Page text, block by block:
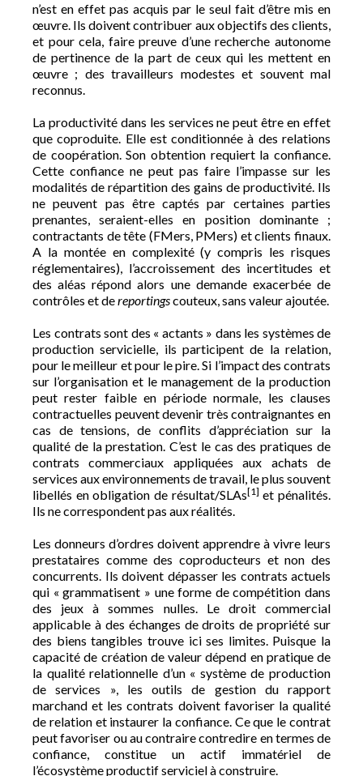
n’est en effet pas acquis par le seul fait d’être mis en
œuvre. Ils doivent contribuer aux objectifs des clients,
et pour cela, faire preuve d’une recherche autonome
de pertinence de la part de ceux qui les mettent en
œuvre ; des travailleurs modestes et souvent mal
reconnus.
La productivité dans les services ne peut être en effet
que coproduite. Elle est conditionnée à des relations
de coopération. Son obtention requiert la confiance.
Cette confiance ne peut pas faire l’impasse sur les
modalités de répartition des gains de productivité. Ils
ne peuvent pas être captés par certaines parties
prenantes, seraient-elles en position dominante ;
contractants de tête (FMers, PMers) et clients finaux.
A la montée en complexité (y compris les risques
réglementaires), l’accroissement des incertitudes et
des aléas répond alors une demande exacerbée de
contrôles et dereportingscouteux, sans valeur ajoutée.
Les contrats sont des « actants » dans les systèmes de
production servicielle, ils participent de la relation,
pour le meilleur et pour le pire. Si l’impact des contrats
sur l’organisation et le management de la production
peut rester faible en période normale, les clauses
contractuelles peuvent devenir très contraignantes en
cas de tensions, de conflits d’appréciation sur la
qualité de la prestation. C’est le cas des pratiques de
contrats commerciaux appliquées aux achats de
services aux environnements de travail, le plus souvent
libellés en obligation de résultat/SLAs[1] et pénalités.
Ils ne correspondent pas aux réalités.
Les donneurs d’ordres doivent apprendre à vivre leurs
prestataires comme des coproducteurs et non des
concurrents. Ils doivent dépasser les contrats actuels
qui « grammatisent » une forme de compétition dans
des jeux à sommes nulles. Le droit commercial
applicable à des échanges de droits de propriété sur
des biens tangibles trouve ici ses limites. Puisque la
capacité de création de valeur dépend en pratique de
la qualité relationnelle d’un « système de production
de services », les outils de gestion du rapport
marchand et les contrats doivent favoriser la qualité
de relation et instaurer la confiance. Ce que le contrat
peut favoriser ou au contraire contredire en termes de
confiance, constitue un actif immatériel de
l’écosystème productif serviciel à construire.